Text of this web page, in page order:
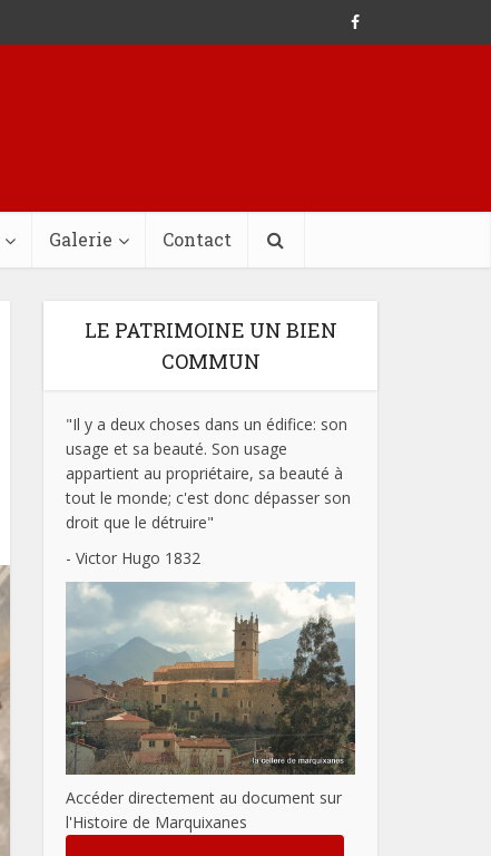
Galerie Contact
LE PATRIMOINE UN BIEN
COMMUN
"Il y a deux choses dans un édifice: son
usage et sa beauté. Son usage
appartient au propriétaire, sa beauté à
tout le monde; c'est donc dépasser son
droit que le détruire"
- Victor Hugo 1832
Accéder directement au document sur
l'Histoire de Marquixanes